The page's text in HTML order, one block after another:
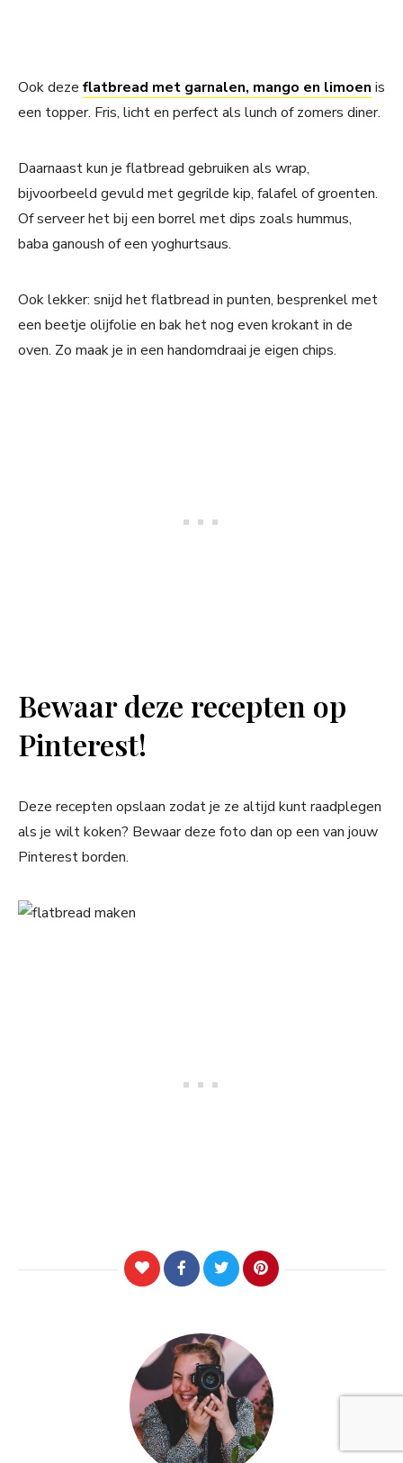
Ook deze flatbread met garnalen, mango en limoen is
een topper. Fris, licht en perfect als lunch of zomers diner.
Daarnaast kun je flatbread gebruiken als wrap,
bijvoorbeeld gevuld met gegrilde kip, falafel of groenten.
Of serveer het bij een borrel met dips zoals hummus,
baba ganoush of een yoghurtsaus.
Ook lekker: snijd het flatbread in punten, besprenkel met
een beetje olijfolie en bak het nog even krokant in de
oven. Zo maak je in een handomdraai je eigen chips.
Bewaar deze recepten op
Pinterest!
Deze recepten opslaan zodat je ze altijd kunt raadplegen
als je wilt koken? Bewaar deze foto dan op een van jouw
Pinterest borden.